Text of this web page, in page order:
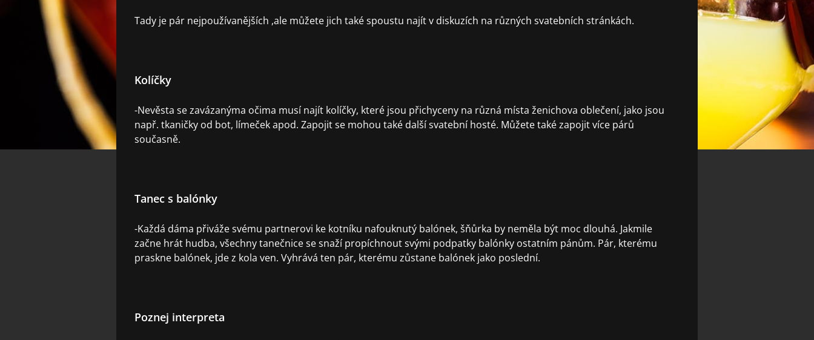
Tady je pár nejpoužívanějších ,ale můžete jich také spoustu najít v diskuzích na různých svatebních stránkách.
Kolíčky
-Nevěsta se zavázanýma očima musí najít kolíčky, které jsou přichyceny na různá místa ženichova oblečení, jako jsou
např. tkaničky od bot, límeček apod. Zapojit se mohou také další svatební hosté. Můžete také zapojit více párů
současně.
Tanec s balónky
-Každá dáma přiváže svému partnerovi ke kotníku nafouknutý balónek, šňůrka by neměla být moc dlouhá. Jakmile
začne hrát hudba, všechny tanečnice se snaží propíchnout svými podpatky balónky ostatním pánům. Pár, kterému
praskne balónek, jde z kola ven. Vyhrává ten pár, kterému zůstane balónek jako poslední.
Poznej interpreta